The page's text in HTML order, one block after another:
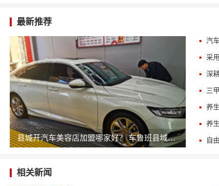
最新推荐
县城开汽车美容店加盟哪家好？ 车鲁班县域开店优势解析
三
自
相关新闻